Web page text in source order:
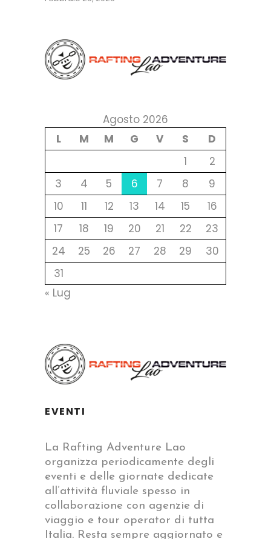
Agosto 2026
L
M M G V S
D
1
2
3
4 5 6 7 8
9
10
11 12 13 14 15
16
17
18 19 20 21 22
23
24
25 26 27 28 29
30
31
« Lug
EVENTI
La Rafting Adventure Lao
organizza periodicamente degli
eventi e delle giornate dedicate
all’attività fluviale spesso in
collaborazione con agenzie di
viaggio e tour operator di tutta
Italia. Resta sempre aggiornato e